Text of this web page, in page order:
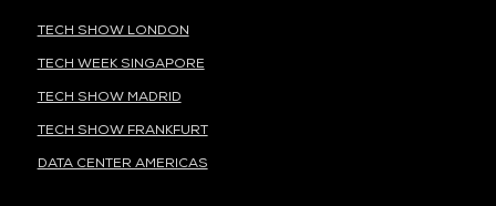
TECH SHOW LONDON
TECH WEEK SINGAPORE
TECH SHOW MADRID
TECH SHOW FRANKFURT
DATA CENTER AMERICAS